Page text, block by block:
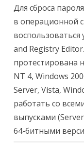
Для сброса
в операционной
and Registry
протестирована
NT 4, Windows
Server, Vista,
работать со
выпусками
64-битными